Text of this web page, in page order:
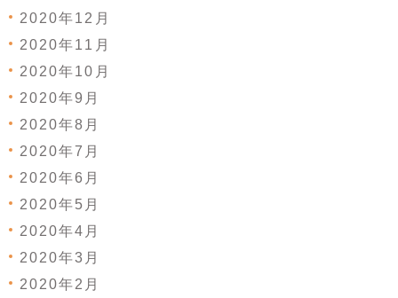
2020年12月
2020年11月
2020年10月
2020年9月
2020年8月
2020年7月
2020年6月
2020年5月
2020年4月
2020年3月
2020年2月